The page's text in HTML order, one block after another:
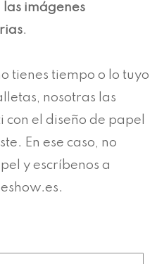
las imágenes
.
tienes tiempo o lo tuyo
nosotras las
con el diseño de papel
En ese caso, no
y escríbenos a